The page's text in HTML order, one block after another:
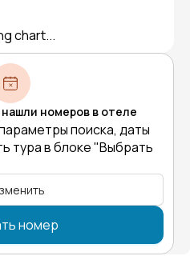
chart...
номеров в отеле
поиска, даты
тура в блоке "Выбрать
номер